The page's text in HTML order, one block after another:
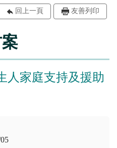
回上一頁 友善列印
人家庭支持及援助